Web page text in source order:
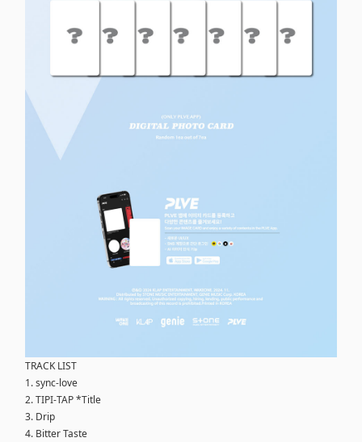
TRACK LIST
1. sync-love
2. TIPI-TAP *Title
3. Drip
4. Bitter Taste